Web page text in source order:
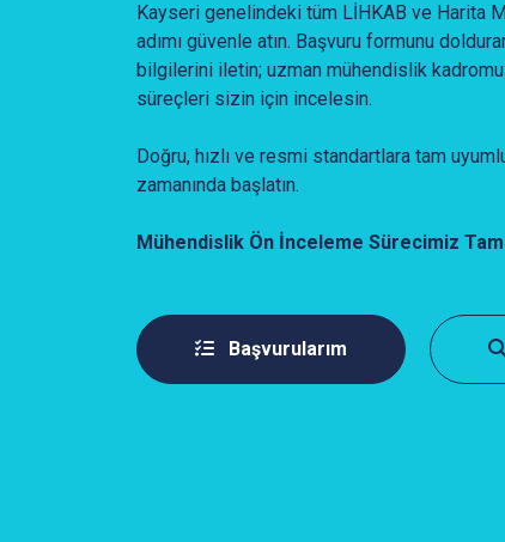
Kayseri genelindeki tüm LİHKAB ve Harita
adımı güvenle atın. Başvuru formunu
bilgilerini iletin; uzman mühendislik
süreçleri sizin için incelesin.
Doğru, hızlı ve resmi standartlara tam
zamanında başlatın.
Mühendislik Ön İnceleme Sürecimiz
Başvurularım